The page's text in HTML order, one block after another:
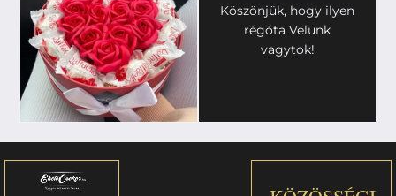
Köszönjük, hogy ilyen
régóta Velünk
vagytok!